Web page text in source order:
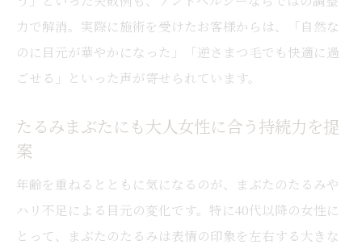
逆さまつ毛対策で長持ちする上品な仕上が
自然で上品な印象を目指すための最新アプロー
アンドヘルシーで叶える最新の上品アイデ
ザイン
逆さまつ毛や瞼のたるみに悩む方への最適
力で解消。実際に施術を受けたお客様からは、「自然な
のに目元が華やかになった」「逆さまつ毛でも快適に過
ごせる」といった声が寄せられています。
たるみまぶたにも大人女性に合う持続力を提
案
年齢を重ねるとともに気になるのが、まぶたのたるみや
ハリ不足による目元の変化です。特に40代以降の女性に
とって、まぶたのたるみは表情の印象を左右する大きな